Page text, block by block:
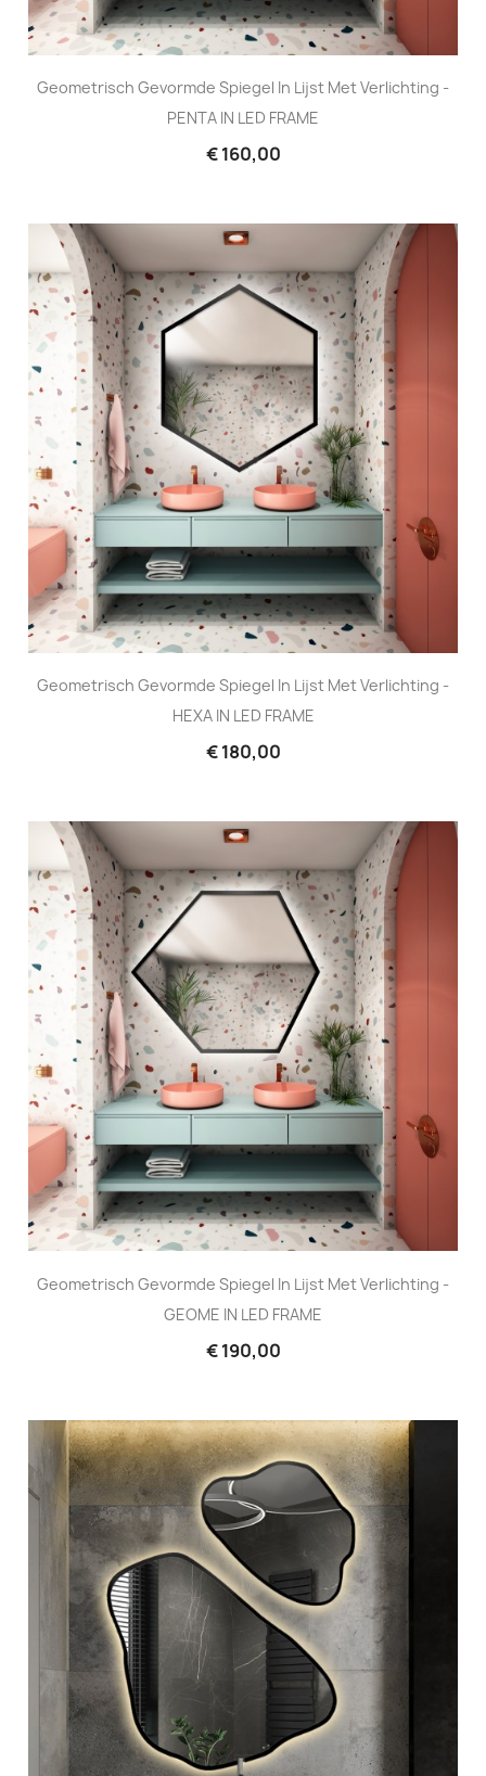
Geometrisch Gevormde Spiegel In Lijst Met Verlichting -
PENTA IN LED FRAME
€ 160,00
Geometrisch Gevormde Spiegel In Lijst Met Verlichting -
HEXA IN LED FRAME
€ 180,00
Geometrisch Gevormde Spiegel In Lijst Met Verlichting -
GEOME IN LED FRAME
€ 190,00